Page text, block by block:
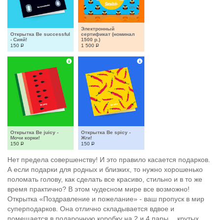
Открытка Be successful
- Сияй!
150 Р
Электронный
сертификат (номинал
1500 р.)
1 500 Р
Открытка Be juicy -
Мочи корки!
150 Р
Открытка Be spicy -
Жги!
150 Р
Нет предела совершенству! И это правило касается подарков.
А если подарки для родных и близких, то нужно хорошенько
поломать голову, как сделать все красиво, стильно и в то же
время практично? В этом чудесном мире все возможно!
Открытка «Поздравление и пожелание» - ваш пропуск в мир
суперподарков. Она отлично складывается вдвое и